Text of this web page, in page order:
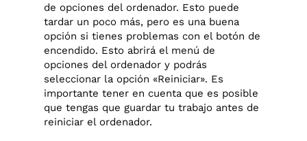
de opciones del ordenador. Esto puede
tardar un poco más, pero es una buena
opción si tienes problemas con el botón de
encendido. Esto abrirá el menú de
opciones del ordenador y podrás
seleccionar la opción «Reiniciar». Es
importante tener en cuenta que es posible
que tengas que guardar tu trabajo antes de
reiniciar el ordenador.